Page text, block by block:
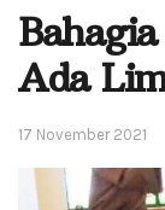
Ada
17 November 2021